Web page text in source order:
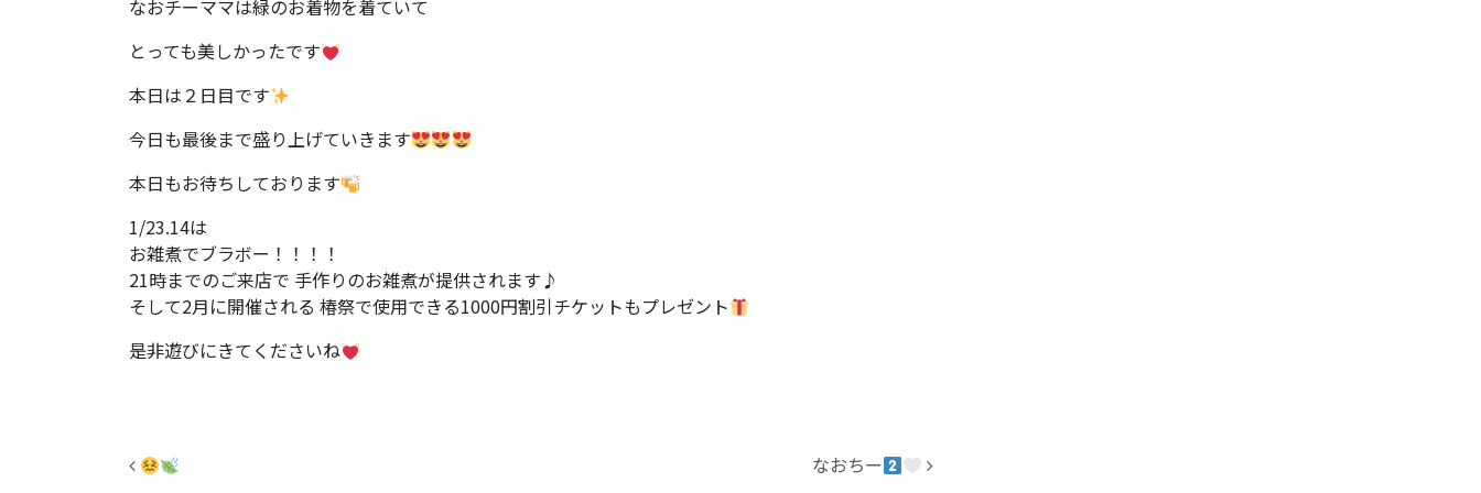
なおチーママは緑のお着物を着ていて
とっても美しかったです
本日は２日目です
今日も最後まで盛り上げていきます
本日もお待ちしております
1/23.14は
お雑煮でブラボー！！！！
21時までのご来店で 手作りのお雑煮が提供されます♪
そして2月に開催される 椿祭で使用できる1000円割引チケットもプレゼント
是非遊びにきてくださいね
投稿ナビゲーション なおちー